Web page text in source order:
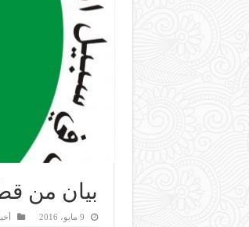
بيان من
9 مايو، 2016